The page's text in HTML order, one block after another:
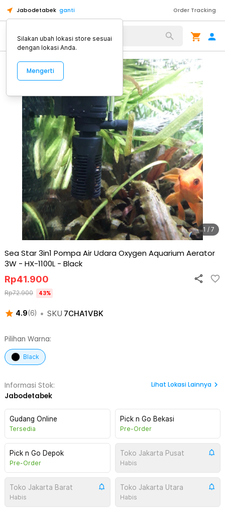
Jabodetabek ganti Order Tracking
Alat Kopi
1 / 7
Sea Star 3in1 Pompa Air Udara Oxygen Aquarium Aerator
3W - HX-1100L - Black
4.9(6) • SKU 7CHA1VBK
Rp41.900
Rp72.900 43%
Pilihan Warna:
Black
Informasi Stok:
Jabodetabek
Lihat Lokasi Lainnya
Gudang Online
Tersedia
Pick n Go Bekasi
Pre-Order
Pick n Go Depok
Pre-Order
Toko Jakarta Pusat
Habis
Toko Jakarta Barat
Habis
Toko Jakarta Utara
Habis
Silakan ubah lokasi store sesuai
dengan lokasi Anda.
Mengerti